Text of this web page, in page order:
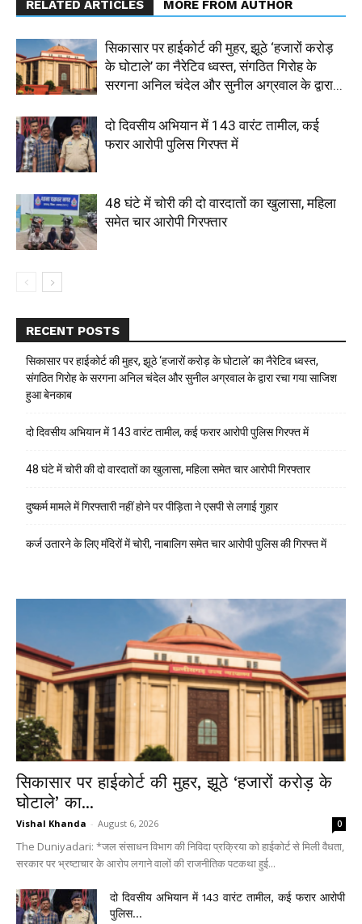
RELATED ARTICLES MORE FROM AUTHOR
सिकासार पर हाईकोर्ट की मुहर, झूठे ‘हजारों करोड़
के घोटाले’ का नैरेटिव ध्वस्त, संगठित गिरोह के
सरगना अनिल चंदेल और सुनील अग्रवाल के द्वारा...
दो दिवसीय अभियान में 143 वारंट तामील, कई
फरार आरोपी पुलिस गिरफ्त में
48 घंटे में चोरी की दो वारदातों का खुलासा, महिला
समेत चार आरोपी गिरफ्तार
RECENT POSTS
सिकासार पर हाईकोर्ट की मुहर, झूठे ‘हजारों करोड़ के घोटाले’ का नैरेटिव ध्वस्त,
संगठित गिरोह के सरगना अनिल चंदेल और सुनील अग्रवाल के द्वारा रचा गया साजिश
हुआ बेनकाब
दो दिवसीय अभियान में 143 वारंट तामील, कई फरार आरोपी पुलिस गिरफ्त में
48 घंटे में चोरी की दो वारदातों का खुलासा, महिला समेत चार आरोपी गिरफ्तार
दुष्कर्म मामले में गिरफ्तारी नहीं होने पर पीड़िता ने एसपी से लगाई गुहार
कर्ज उतारने के लिए मंदिरों में चोरी, नाबालिग समेत चार आरोपी पुलिस की गिरफ्त में
सिकासार पर हाईकोर्ट की मुहर, झूठे ‘हजारों करोड़ के
घोटाले’ का...
Vishal Khanda - August 6, 2026 0
The Duniyadari: *जल संसाधन विभाग की निविदा प्रक्रिया को हाईकोर्ट से मिली वैधता,
सरकार पर भ्रष्टाचार के आरोप लगाने वालों की राजनीतिक पटकथा हुई...
दो दिवसीय अभियान में 143 वारंट तामील, कई फरार आरोपी
पुलिस...